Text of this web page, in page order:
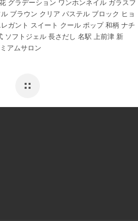
グラデーション ワンホンネイル ガラスフ
ブラウン クリア パステル ブロック ヒョ
ガント スイート クール ポップ 和柄 ナチ
ソフトジェル 長さだし 名駅 上前津 新
アムサロン